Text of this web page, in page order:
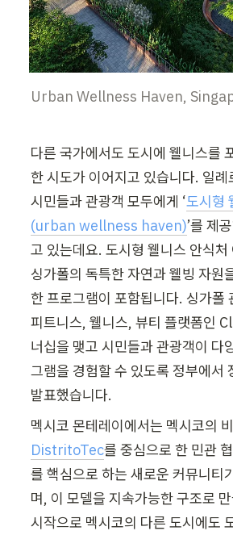
Urban Wellness Haven,
다른 국가에서도 도시에 웰니스를
한 시도가 이어지고 있습니다. 일
시민들과 관광객 모두에게 ‘도시형
(urban wellness haven)’를 제
고 있는데요. 도시형 웰니스 안식처
싱가폴의 독특한 자연과 웰빙 자원
한 프로그램이 포함됩니다. 싱가폴
피트니스, 웰니스, 뷰티 플랫폼인
너십을 맺고 시민들과 관광객이 다
그램을 경험할 수 있도록 정부에서
발표했습니다.
DistritoTec를 중심으로 한 민관
를 핵심으로 하는 새로운 커뮤니티
며, 이 모델을 지속가능한 구조로
시작으로 멕시코의 다른 도시에도